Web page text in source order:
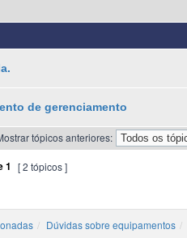
de gerenciamento
tópicos anteriores:
1 [ 2 tópicos ]
Dúvidas sobre equipamentos